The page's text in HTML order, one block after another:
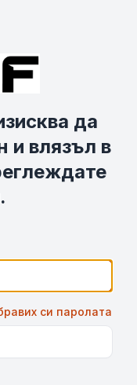
да
и влязъл в
си паролата